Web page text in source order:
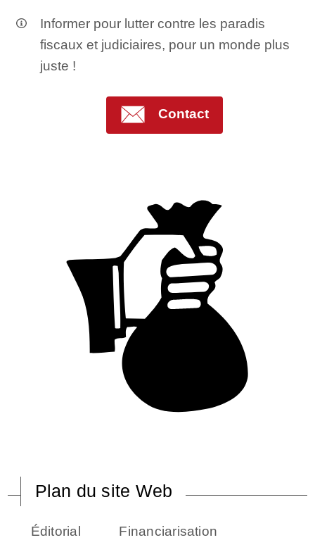
Informer pour lutter contre les paradis
fiscaux et judiciaires, pour un monde plus
juste !
Contact
Plan du site Web
Éditorial Financiarisation